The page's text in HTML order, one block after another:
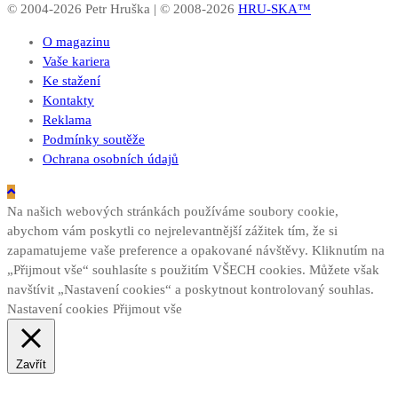
© 2004-2026 Petr Hruška | © 2008-2026 HRU-SKA™
O magazinu
Vaše kariera
Ke stažení
Kontakty
Reklama
Podmínky soutěže
Ochrana osobních údajů
Na našich webových stránkách používáme soubory cookie,
abychom vám poskytli co nejrelevantnější zážitek tím, že si
zapamatujeme vaše preference a opakované návštěvy. Kliknutím na
„Přijmout vše“ souhlasíte s použitím VŠECH cookies. Můžete však
navštívit „Nastavení cookies“ a poskytnout kontrolovaný souhlas.
Nastavení cookies Přijmout vše
Zavřít